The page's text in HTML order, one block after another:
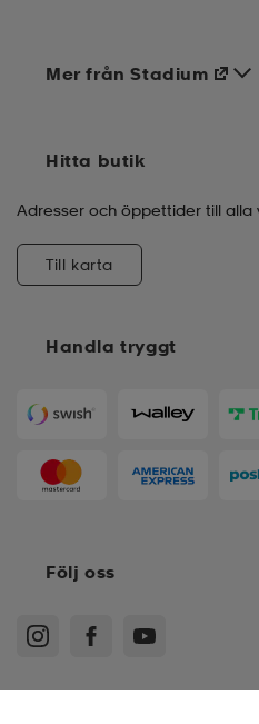
Handla tryggt
Mer från Stadium
Hitta butik
Adresser och öppettider till alla
Till karta
Följ oss